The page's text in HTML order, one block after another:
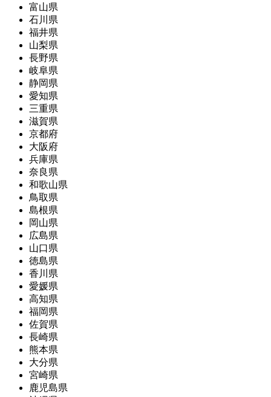
富山県
石川県
福井県
山梨県
長野県
岐阜県
静岡県
愛知県
三重県
滋賀県
京都府
大阪府
兵庫県
奈良県
和歌山県
鳥取県
島根県
岡山県
広島県
山口県
徳島県
香川県
愛媛県
高知県
福岡県
佐賀県
長崎県
熊本県
大分県
宮崎県
鹿児島県